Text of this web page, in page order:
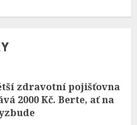
zdravotní pojišťovna
2000 Kč. Berte, ať na